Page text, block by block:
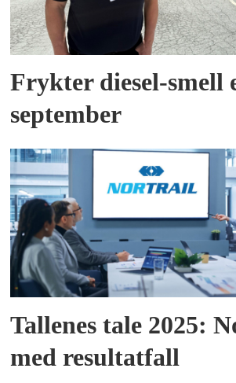
Frykter diesel-smell
september
Tallenes tale 2025:
med resultatfall